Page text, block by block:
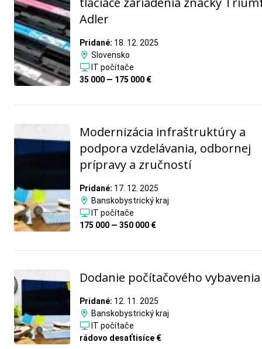
Adler
Pridané: 18. 12. 2025
Slovensko
IT počítače
35 000 — 175 000 €
Modernizácia infraštruktúry a
podpora vzdelávania, odbornej
prípravy a zručností
Pridané: 17. 12. 2025
Banskobystrický kraj
IT počítače
175 000 — 350 000 €
Dodanie počítačového vybavenia
Pridané: 12. 11. 2025
Banskobystrický kraj
IT počítače
rádovo desaťtisíce €